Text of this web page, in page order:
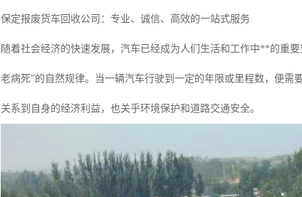
保定报废货车回收公司：专业、诚信、高效的一站式服务
随着社会经济的快速发展，汽车已经成为人们生活和工作中**的重
老病死”的自然规律。当一辆汽车行驶到一定的年限或里程数，便
关系到自身的经济利益，也关乎环境保护和道路交通安全。